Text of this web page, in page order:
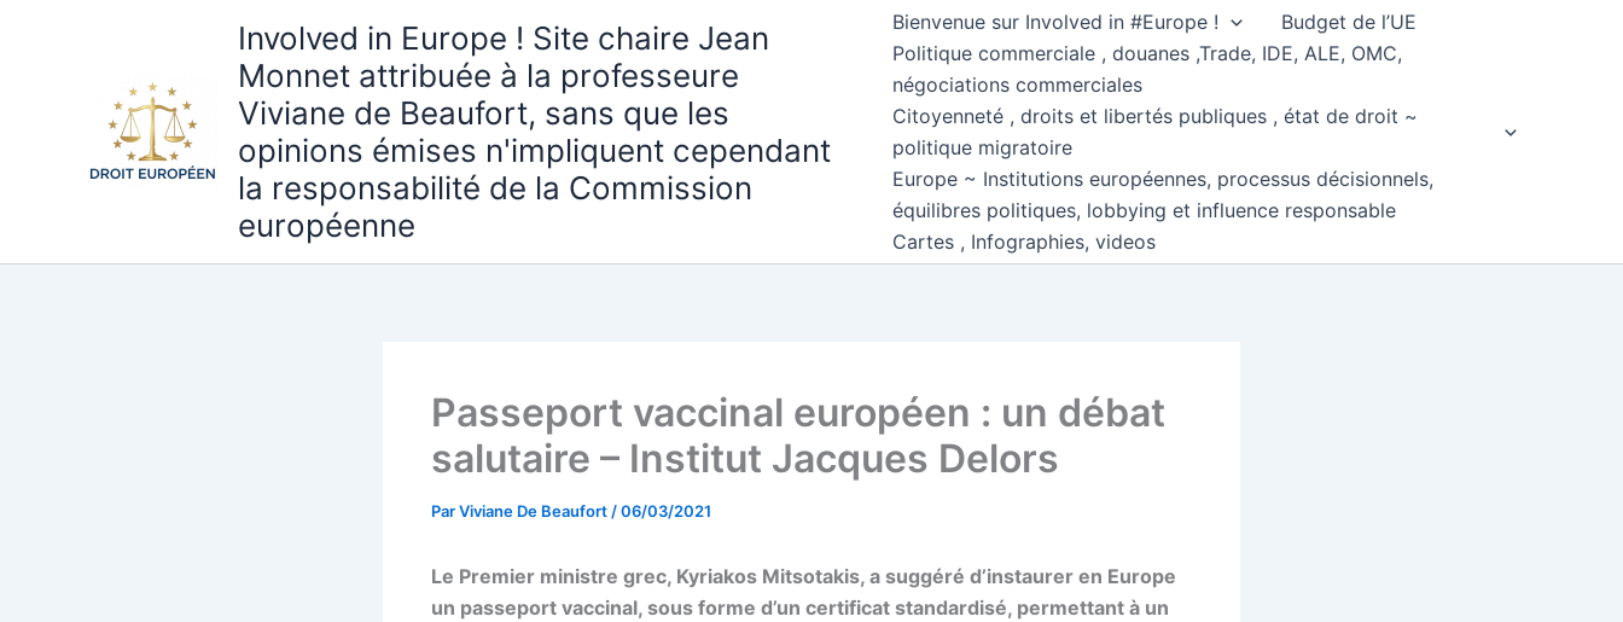
Involved in Europe ! Site chaire Jean
Monnet attribuée à la professeure
Viviane de Beaufort, sans que les
opinions émises n'impliquent cependant
la responsabilité de la Commission
européenne
Bienvenue sur Involved in #Europe !
Budget de l’UE
Politique commerciale , douanes ,Trade, IDE, ALE, OMC,
négociations commerciales
Citoyenneté , droits et libertés publiques , état de droit ~
politique migratoire
Europe ~ Institutions européennes, processus décisionnels,
équilibres politiques, lobbying et influence responsable
Cartes , Infographies, videos
Passeport vaccinal européen : un débat
salutaire – Institut Jacques Delors
ParViviane De Beaufort /06/03/2021
Le Premier ministre grec, Kyriakos Mitsotakis, a suggéré d’instaurer en Europe
un passeport vaccinal, sous forme d’un certificat standardisé, permettant à un